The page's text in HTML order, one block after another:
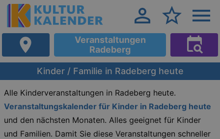
Veranstaltungen
Radeberg
Kinder / Familie in Radeberg heute
Alle Kinderveranstaltungen in Radeberg heute.
Veranstaltungskalender für Kinder in Radeberg heute
und den nächsten Monaten. Alles geeignet für Kinder
und Familien. Damit Sie diese Veranstaltungen schneller